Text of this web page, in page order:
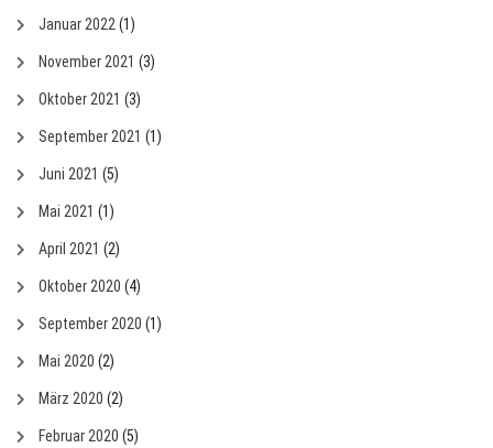
Januar 2022 (1)
November 2021 (3)
Oktober 2021 (3)
September 2021 (1)
Juni 2021 (5)
Mai 2021 (1)
April 2021 (2)
Oktober 2020 (4)
September 2020 (1)
Mai 2020 (2)
März 2020 (2)
Februar 2020 (5)